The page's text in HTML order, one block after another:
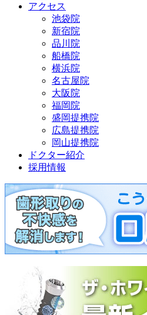
アクセス
池袋院
新宿院
品川院
船橋院
横浜院
名古屋院
大阪院
福岡院
盛岡提携院
広島提携院
岡山提携院
ドクター紹介
採用情報